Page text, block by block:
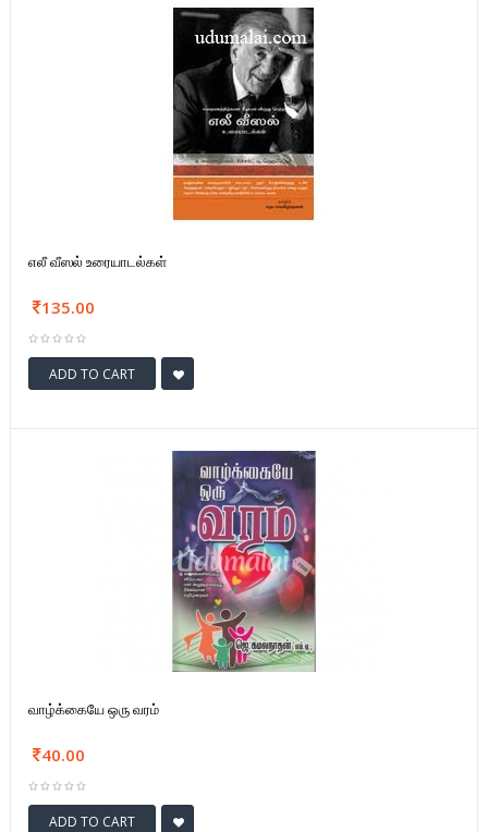
எலீ வீஸல் உரையாடல்கள்
135.00
ADD TO CART
வாழ்க்கையே ஒரு வரம்
40.00
ADD TO CART